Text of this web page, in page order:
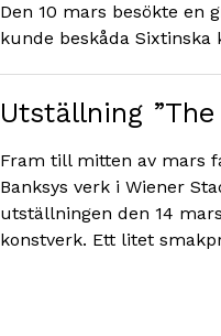
Den 10 mars besökte en
kunde beskåda
Utställning
Fram till mitten av mars
Banksys verk i Wiener
utställningen den 14
konstverk. Ett litet